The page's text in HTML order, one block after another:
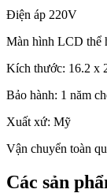
Điện áp 220V
Màn hình LCD thể
Kích thước: 16.2 x
Bảo hành: 1 năm
Xuất xứ: Mỹ
Vận chuyển toàn
Các sản